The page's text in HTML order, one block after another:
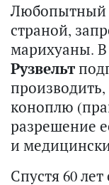
Любопытный
страной,
марихуаны. В
Рузвельт
коноплю
разрешение
и
Спустя 60